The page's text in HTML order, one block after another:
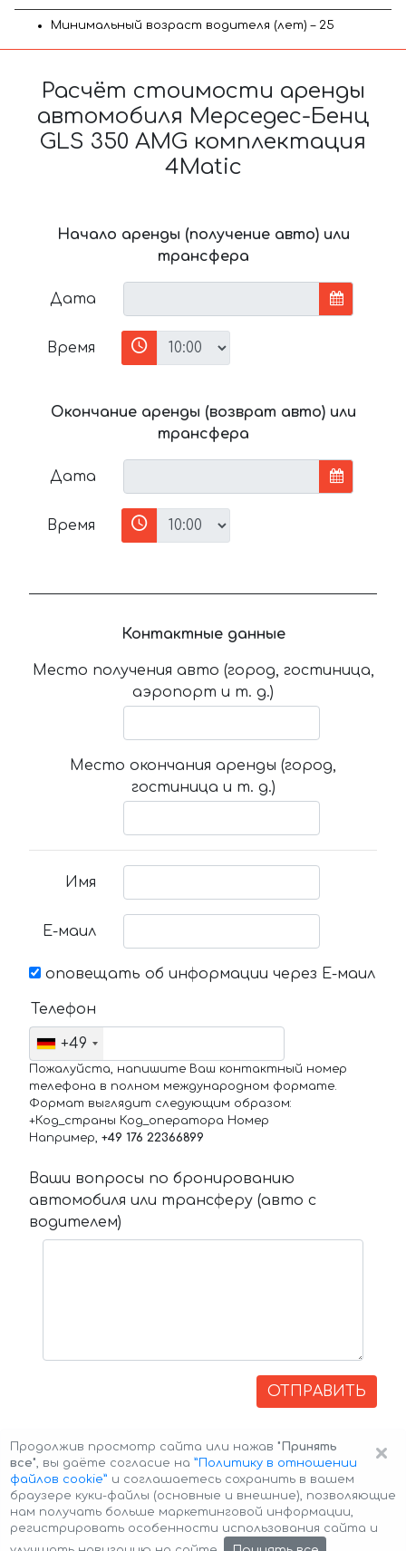
Минимальный возраст водителя (лет) – 25
Расчёт стоимости аренды
автомобиля Мерседес-Бенц
GLS 350 AMG комплектация
4Matic
Начало аренды (получение авто) или
трансфера
Дата
Время
Окончание аренды (возврат авто) или
трансфера
Дата
Время
Контактные данные
Место получения авто (город, гостиница,
аэропорт и т. д.)
Место окончания аренды (город,
гостиница и т. д.)
Имя
Е-маил
оповещать об информации через Е-маил
Телефон
+49
Пожалуйста, напишите Ваш контактный номер
телефона в полном международном формате.
Формат выглядит следующим образом:
+Код_страны Код_оператора Номер
Например, +49 176 22366899
Ваши вопросы по бронированию
автомобиля или трансферу (авто с
водителем)
ОТПРАВИТЬ
Авторские права © 2026 Авто-Аренда Cookie Policy
×
Продолжив просмотр сайта или нажав "Принять
все", вы даёте согласие на ”Политику в отношении
файлов cookie” и соглашаетесь сохранить в вашем
браузере куки-файлы (основные и внешние), позволяющие
нам получать больше маркетинговой информации,
регистрировать особенности использования сайта и